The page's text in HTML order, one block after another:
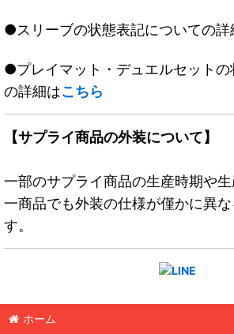
●スリーブの状態表記についての詳
●プレイマット・デュエルセットの
の詳細はこちら
【サプライ商品の外装について】
一部のサプライ商品の生産時期や
一商品でも外装の仕様が僅かに異
す。
ホーム